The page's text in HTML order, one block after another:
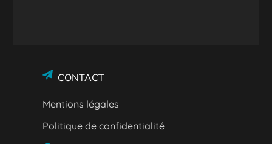
CONTACT
Mentions légales
Politique de confidentialité